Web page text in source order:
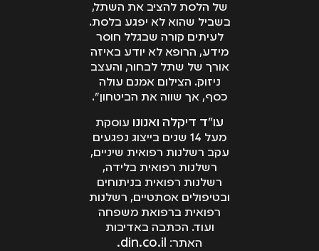
של הלסת להציב את השתל,
בשביל שהוא לא יפגע בלסת.
לעיתים קורה שבגלל חוסר
מידע, הרופא לא יודע באיזה
אורך של שתל לבחור, והעצב
ניזוק. הצילום אמנם עולה
כסף, אך שווה את הביטחון".
עו"ד דיקלה ואנונו עוסקת
מעל 14 שנים בייצוג נפגעים
עקב רשלנות רפואית שיניים,
רשלנות רפואית בלידה,
רשלנות רפואית בניתוחים
ובטיפולים אסתטיים, רשלנות
רפואית ברפואת משפחה
ועוד. הכתבה באדיבות
האתר: din.co.il.